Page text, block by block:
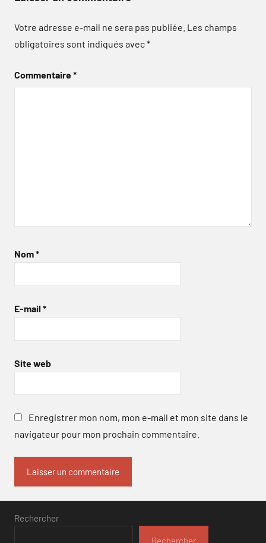
Votre adresse e-mail ne sera pas publiée. Les champs
obligatoires sont indiqués avec*
Commentaire*
Nom*
E-mail *
Site web
Enregistrer mon nom, mon e-mail et mon site dans le
navigateur pour mon prochain commentaire.
Rechercher
Rechercher